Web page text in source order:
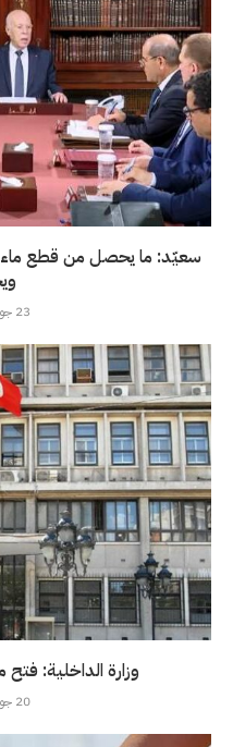
سعيّد: ما يحصل من قطع ماء
23 جويلية، 2026
وزارة الداخلية:
20 جويلية، 2026